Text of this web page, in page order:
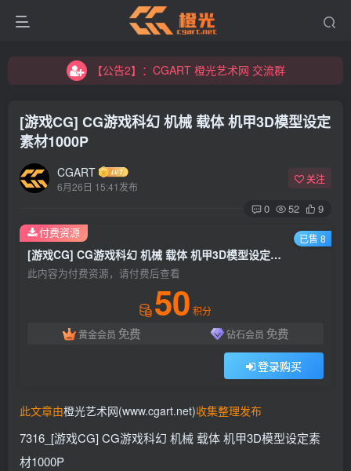
【公告2】：CGART 橙光艺术网 交流群
【公告2】：CGART 橙光艺术网 交流群
[游戏CG] CG游戏科幻 机械 载体 机甲3D模型设定
素材1000P
CGART
6月26日 15:41发布
关注
0 52 9
[游戏CG] CG游戏科幻 机械 载体 机甲3D模型设定素材1000P
此内容为付费资源，请付费后查看
50 积分
黄金会员 免费 钻石会员 免费
登录购买
付费资源 已售 8
此文章由橙光艺术网(www.cgart.net)收集整理发布
7316_[游戏CG] CG游戏科幻 机械 载体 机甲3D模型设定素
材1000P
登录
没有账号？立即注册
用户名/手机号/邮箱
登录密码
找回密码
登录